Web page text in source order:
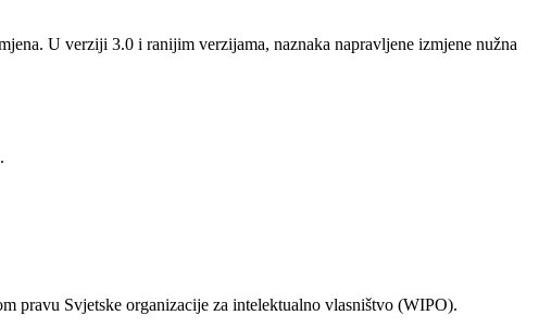
U verziji 3.0 i ranijim verzijama, naznaka napravljene izmjene nužna
pravu Svjetske organizacije za intelektualno vlasništvo (WIPO).